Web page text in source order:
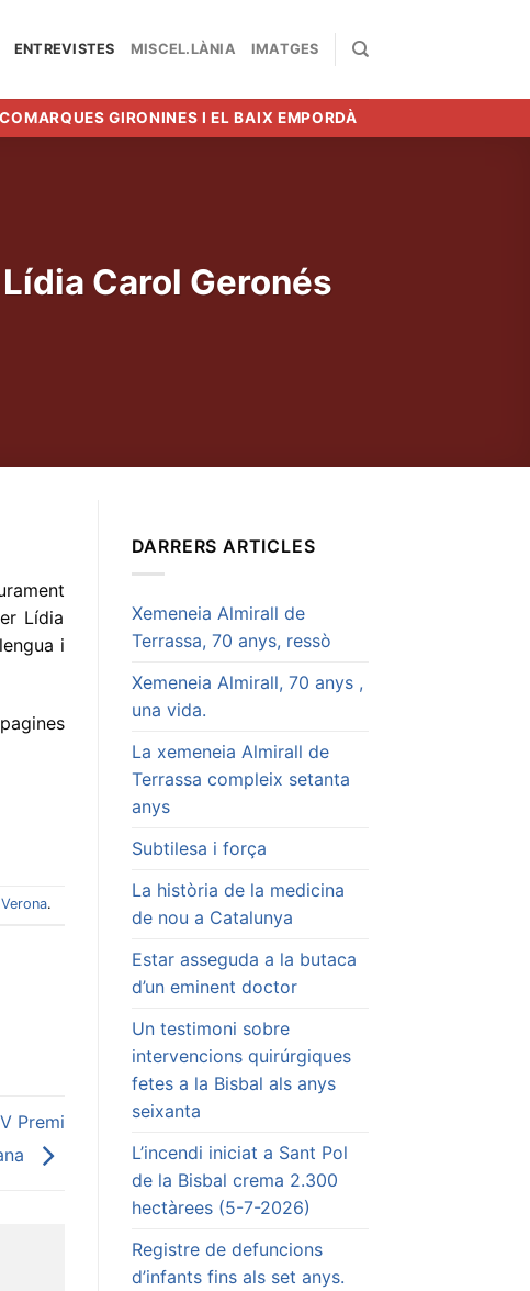
ENTREVISTES MISCEL.LÀNIA IMATGES
GIRONINES I EL BAIX EMPORDÀ
Carol Geronés
Lídia
i
Verona.
Premi
DARRERS ARTICLES
Xemeneia Almirall de
Terrassa, 70 anys, ressò
Xemeneia Almirall, 70 anys ,
una vida.
La xemeneia Almirall de
Terrassa compleix setanta
anys
Subtilesa i força
La història de la medicina
de nou a Catalunya
Estar asseguda a la butaca
d’un eminent doctor
Un testimoni sobre
intervencions quirúrgiques
fetes a la Bisbal als anys
seixanta
L’incendi iniciat a Sant Pol
de la Bisbal crema 2.300
hectàrees (5-7-2026)
Registre de defuncions
d’infants fins als set anys.